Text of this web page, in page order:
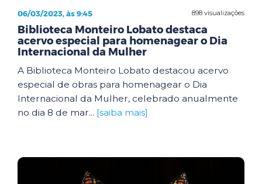
898 visualizações
06/03/2023, às 9:45
Biblioteca Monteiro Lobato destaca
acervo especial para homenagear o Dia
Internacional da Mulher
A Biblioteca Monteiro Lobato destacou acervo
especial de obras para homenagear o Dia
Internacional da Mulher, celebrado anualmente
no dia 8 de mar... [saiba mais]